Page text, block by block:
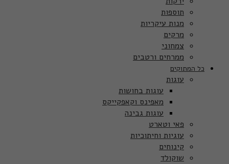
תוספות
מנות עיקריות
מרקים
צמחוני
ממרחים ורטבים
כל המתוקים
עוגות
עוגות בחושות
מאפינס וקאפקייקס
עוגות גבינה
פאי וטארט
עוגיות וחיתוכיות
קינוחים
שוקולד